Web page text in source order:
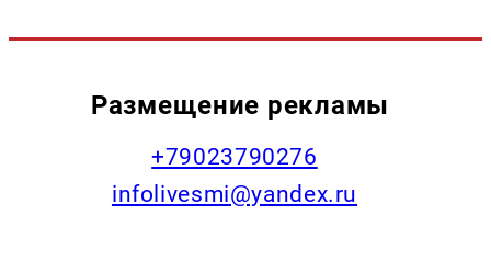
Размещение рекламы
+79023790276
infolivesmi@yandex.ru